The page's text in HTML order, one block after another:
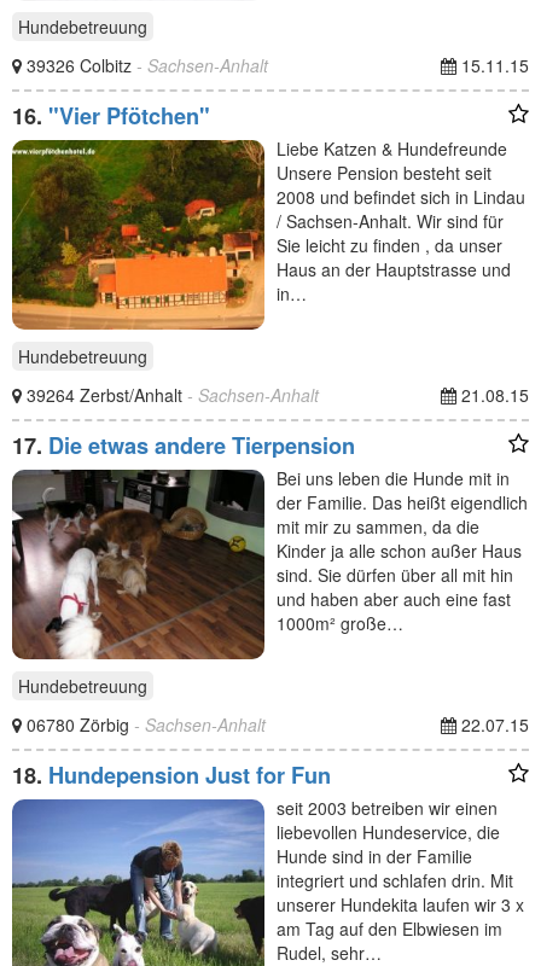
Hundebetreuung
39326 Colbitz - Sachsen-Anhalt 15.11.15
16. "Vier Pfötchen"
Liebe Katzen & Hundefreunde
Unsere Pension besteht seit
2008 und befindet sich in Lindau
/ Sachsen-Anhalt. Wir sind für
Sie leicht zu finden , da unser
Haus an der Hauptstrasse und
in…
Hundebetreuung
39264 Zerbst/Anhalt - Sachsen-Anhalt 21.08.15
17. Die etwas andere Tierpension
Bei uns leben die Hunde mit in
der Familie. Das heißt eigendlich
mit mir zu sammen, da die
Kinder ja alle schon außer Haus
sind. Sie dürfen über all mit hin
und haben aber auch eine fast
1000m² große…
Hundebetreuung
06780 Zörbig - Sachsen-Anhalt 22.07.15
18. Hundepension Just for Fun
seit 2003 betreiben wir einen
liebevollen Hundeservice, die
Hunde sind in der Familie
integriert und schlafen drin. Mit
unserer Hundekita laufen wir 3 x
am Tag auf den Elbwiesen im
Rudel, sehr…